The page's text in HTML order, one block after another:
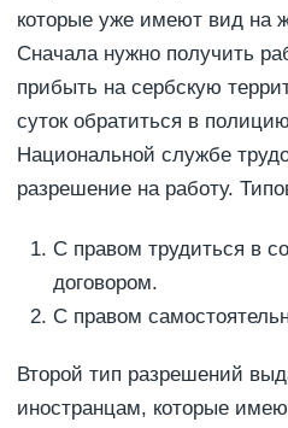
которые уже имеют вид на
Сначала нужно получить
прибыть на сербскую
суток обратиться в
Национальной службе
разрешение на работу.
С правом трудиться в
договором.
С правом
Второй тип разрешений
иностранцам, которые